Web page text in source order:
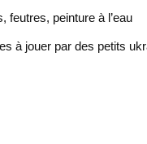
feutres, peinture à l’eau
à jouer par des petits